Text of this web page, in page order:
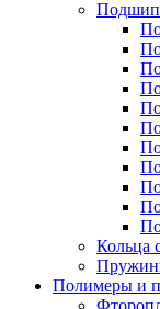
Кольца
Полимеры и